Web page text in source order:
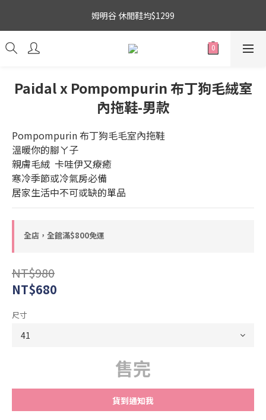
吉伊卡哇 新品上市88折+滿件贈零錢包(隨機)
姆明谷 休閒鞋均$1299
16
2
1
3
2
6
5
4
2
0
6
5
4
3
1
0
9
8
7
5
4
3
1
分
6
5
1
0
4
3
Paidal x Pompompurin 布丁狗毛絨室
內拖鞋-男款
Pompompurin 布丁狗毛毛室內拖鞋
溫暖你的腳ㄚ子
親膚毛絨  卡哇伊又療癒
寒冷季節或冷氣房必備
居家生活中不可或缺的單品
全店，全館滿$800免運
NT$980
NT$680
尺寸
售完
貨到通知我